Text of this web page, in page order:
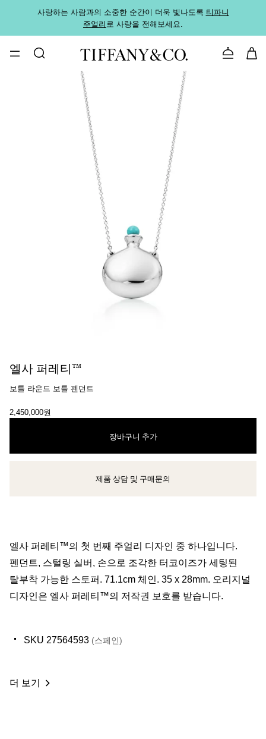
사랑하는 사람과의 소중한 순간이 더욱 빛나도록 티파니
주얼리로 사랑을 전해보세요.
문의하기
엘사 퍼레티™
보틀 라운드 보틀 펜던트
2,450,000원
장바구니 추가
클라이언트 어드바이저에게 문의하거나 예약하세요
제품 상담 및 구매문의
​엘사 퍼레티™의 첫 번째 주얼리 디자인 중 하나입니다.
펜던트, 스털링 실버, 손으로 조각한 터코이즈가 세팅된
탈부착 가능한 스토퍼. 71.1cm 체인. 35 x 28mm. 오리지널
디자인은 엘사 퍼레티™의 저작권 보호를 받습니다.
SKU 27564593 (스페인)
더 보기